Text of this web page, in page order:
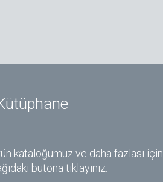
kataloğumuz ve daha fazlası için
butona tıklayınız.